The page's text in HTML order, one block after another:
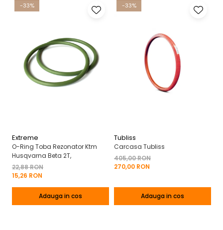
-33%
Extreme
O-Ring Toba Rezonator Ktm
Husqvarna Beta 2T,
22,88 RON
15,26 RON
Adauga in cos
-33%
Tubliss
Carcasa Tubliss
405,00 RON
270,00 RON
Adauga in cos